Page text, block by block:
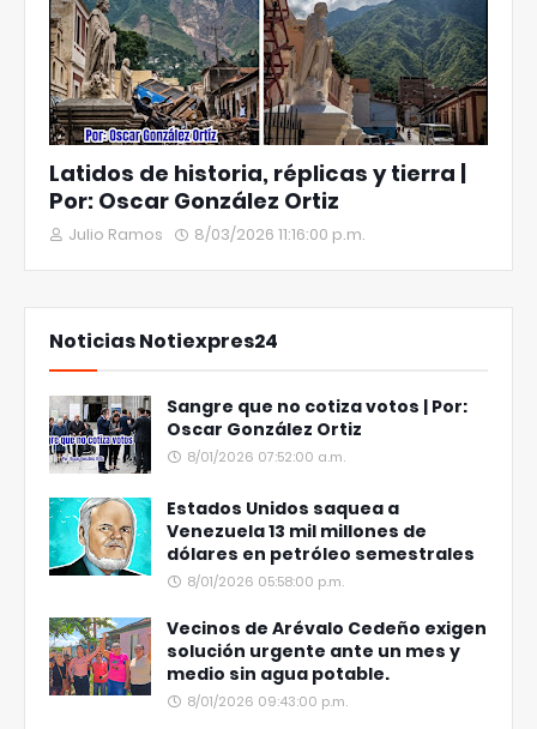
Latidos de historia, réplicas y tierra |
Por: Oscar González Ortiz
Julio Ramos 8/03/2026 11:16:00 p.m.
Noticias Notiexpres24
Sangre que no cotiza votos | Por:
Oscar González Ortiz
8/01/2026 07:52:00 a.m.
Estados Unidos saquea a
Venezuela 13 mil millones de
dólares en petróleo semestrales
8/01/2026 05:58:00 p.m.
Vecinos de Arévalo Cedeño exigen
solución urgente ante un mes y
medio sin agua potable.
8/01/2026 09:43:00 p.m.